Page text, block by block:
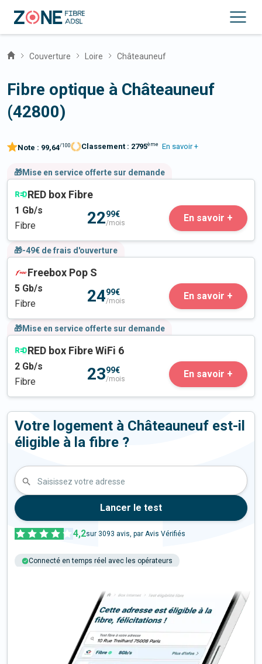
Couverture Loire Châteauneuf
Fibre optique à Châteauneuf
(42800)
Note : 99,64/100 Classement : 2795ème En savoir +
🎁Mise en service offerte sur demande
RED box Fibre
1 Gb/s
Fibre
2299€
/mois En savoir +
🎁-49€ de frais d'ouverture
Freebox Pop S
5 Gb/s
Fibre
2499€
/mois En savoir +
🎁Mise en service offerte sur demande
RED box Fibre WiFi 6
2 Gb/s
Fibre
2399€
/mois En savoir +
Votre logement à Châteauneuf est-il
éligible à la fibre ?
Saisissez votre adresse
Lancer le test
4,2sur 3093 avis, par Avis Vérifiés
Connecté en temps réel avec les opérateurs